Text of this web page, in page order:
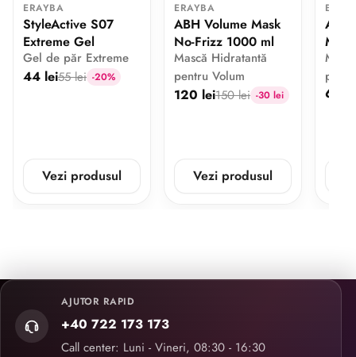
ERAYBA
StyleActive S07
Extreme Gel
Gel de păr Extreme
44 lei55 lei -20%
Vezi produsul
ERAYBA
ABH Volume Mask
No-Frizz 1000 ml
Mască Hidratantă
pentru Volum
120 lei150 lei -30 lei
Vezi produsul
ABH
62
AJUTOR RAPID
+40 722 173 173
Call center: Luni - Vineri, 08:30 - 16:30